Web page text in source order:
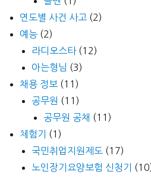
연도별 사건 사고 (2)
예능 (2)
라디오스타(12)
아는형님 (3)
채용 정보 (11)
공무원 (11)
공무원 공채 (11)
체험기
(1)
국민취업지원제도 (17)
노인장기요양보험 신청기